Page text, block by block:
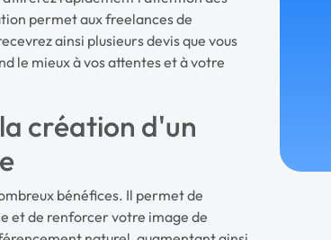
permet aux freelances de
ainsi plusieurs devis que vous
le mieux à vos attentes et à votre
création d'un
bénéfices. Il permet de
et de renforcer votre image de